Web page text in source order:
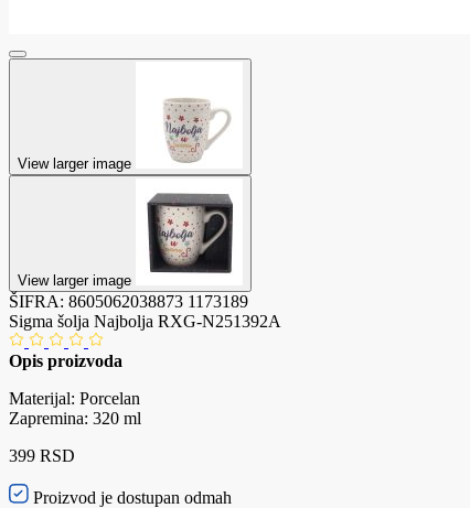
View larger image
View larger image
ŠIFRA: 8605062038873 1173189
Sigma šolja Najbolja RXG-N251392A
Opis proizvoda
Materijal: Porcelan
Zapremina: 320 ml
399 RSD
Proizvod je dostupan odmah